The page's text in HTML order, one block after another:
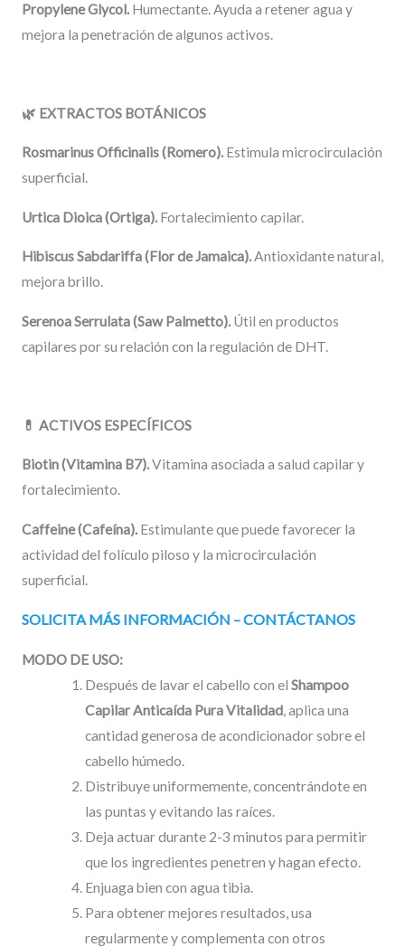
Propylene Glycol. Humectante. Ayuda a retener agua y
mejora la penetración de algunos activos.
🌿 EXTRACTOS BOTÁNICOS
Rosmarinus Officinalis (Romero). Estimula microcirculación
superficial.
Urtica Dioica (Ortiga). Fortalecimiento capilar.
Hibiscus Sabdariffa (Flor de Jamaica).Antioxidante natural,
mejora brillo.
Serenoa Serrulata (Saw Palmetto). Útil en productos
capilares por su relación con la regulación de DHT.
💊 ACTIVOS ESPECÍFICOS
Biotin (Vitamina B7).Vitamina asociada a salud capilar y
fortalecimiento.
Caffeine (Cafeína). Estimulante que puede favorecer la
actividad del folículo piloso y la microcirculación
superficial.
SOLICITA MÁS INFORMACIÓN – CONTÁCTANOS
MODO DE USO:
Después de lavar el cabello con el Shampoo
Capilar Anticaída Pura Vitalidad, aplica una
cantidad generosa de acondicionador sobre el
cabello húmedo.
Distribuye uniformemente, concentrándote en
las puntas y evitando las raíces.
Deja actuar durante 2-3 minutos para permitir
que los ingredientes penetren y hagan efecto.
Enjuaga bien con agua tibia.
Para obtener mejores resultados, usa
regularmente y complementa con otros